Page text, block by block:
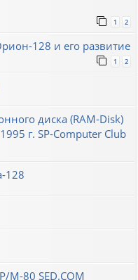
1 2
128 и его развитие
1 2
диска (RAM-Disk)
г. SP-Computer Club
128
M-80 SED.COM